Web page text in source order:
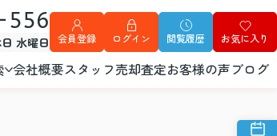
水曜日 会員登録 ログイン 閲覧履歴 お気に入り
会社概要スタッフ売却査定お客様の声ブログ